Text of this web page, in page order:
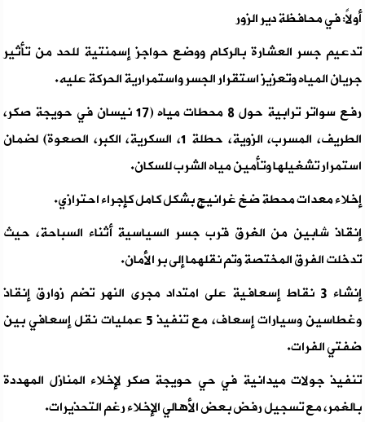
أولاً: في محافظة دير الزور
تدعيم جسر العشارة بالركام ووضع حواجز إسمنتية للحد من تأثير
جريان المياه وتعزيز استقرار الجسر واستمرارية الحركة عليه.
رفع سواتر ترابية حول 8 محطات مياه (17 نيسان في حويجة صكر،
الطريف، المسرب، الزوية، حطلة 1، السكرية، الكبر، الصعوة) لضمان
استمرار تشغيلها وتأمين مياه الشرب للسكان.
إخلاء معدات محطة ضخ غرانيج بشكل كامل كإجراء احترازي.
إنقاذ شابين من الغرق قرب جسر السياسية أثناء السباحة، حيث
تدخلت الفرق المختصة وتم نقلهما إلى بر الأمان.
إنشاء 3 نقاط إسعافية على امتداد مجرى النهر تضم زوارق إنقاذ
وغطاسين وسيارات إسعاف، مع تنفيذ 5 عمليات نقل إسعافي بين
ضفتي الفرات.
تنفيذ جولات ميدانية في حي حويجة صكر لإخلاء المنازل المهددة
بالغمر، مع تسجيل رفض بعض الأهالي الإخلاء رغم التحذيرات.